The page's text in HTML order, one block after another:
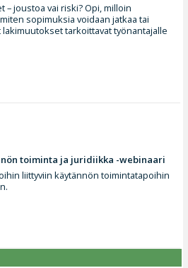
joustoa vai riski? Opi, milloin
sopimuksia voidaan jatkaa tai
tarkoittavat työnantajalle
toiminta ja juridiikka -webinaari
liittyviin käytännön toimintatapoihin